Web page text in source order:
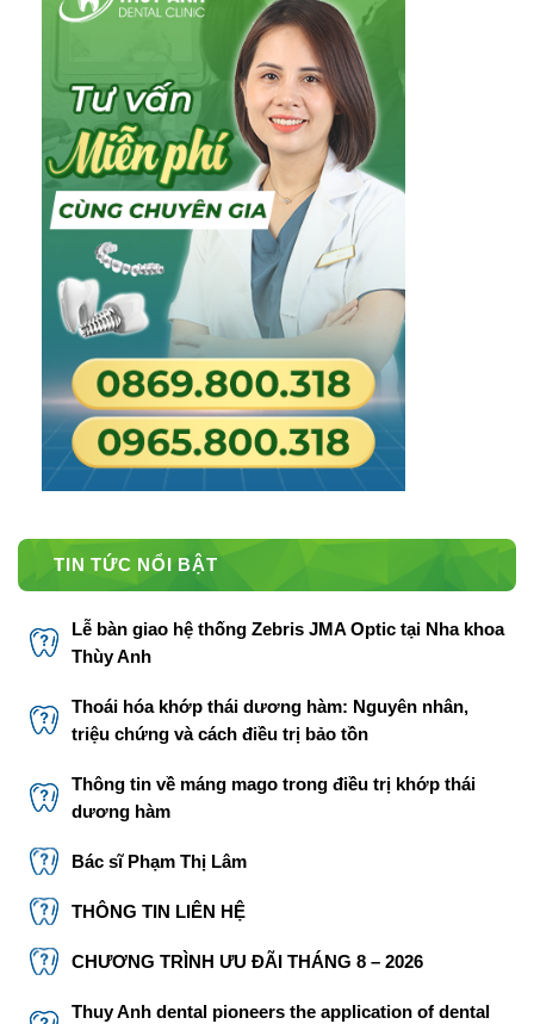
TIN TỨC NỔI BẬT
Lễ bàn giao hệ thống Zebris JMA Optic tại Nha khoa
Thùy Anh
Thoái hóa khớp thái dương hàm: Nguyên nhân,
triệu chứng và cách điều trị bảo tồn
Thông tin về máng mago trong điều trị khớp thái
dương hàm
Bác sĩ Phạm Thị Lâm
THÔNG TIN LIÊN HỆ
CHƯƠNG TRÌNH ƯU ĐÃI THÁNG 8 – 2026
Thuy Anh dental pioneers the application of dental